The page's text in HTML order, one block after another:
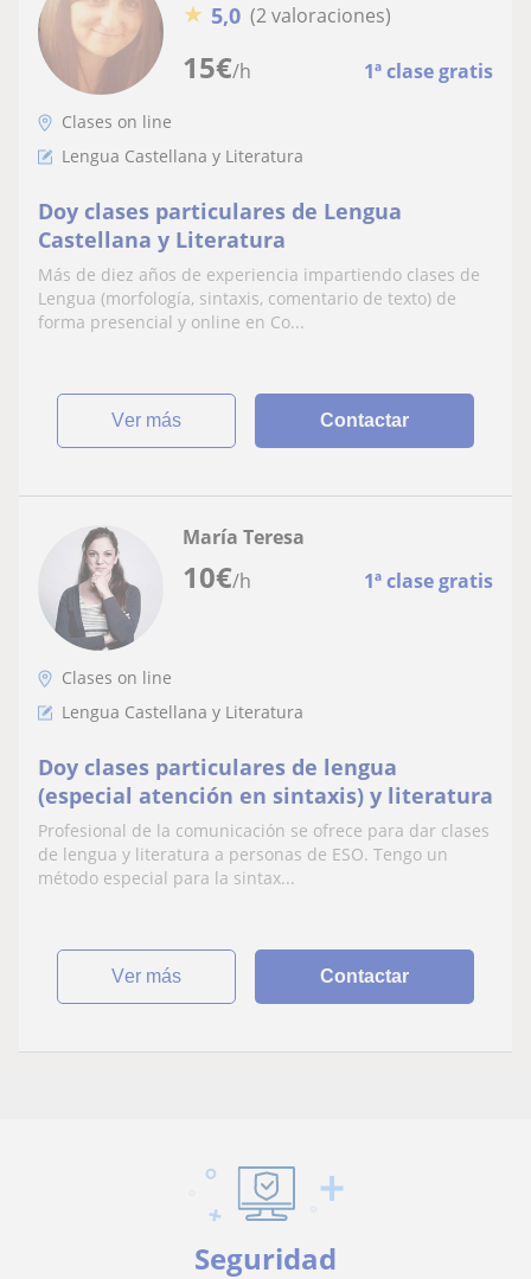
15€/h 1ª clase gratis
★ 5,0 (2 valoraciones)
Clases on line
Lengua Castellana y Literatura
Doy clases particulares de Lengua
Castellana y Literatura
Más de diez años de experiencia impartiendo clases de
Lengua (morfología, sintaxis, comentario de texto) de
forma presencial y online en Co...
ver más Contactar
10€/h 1ª clase gratis
María Teresa
Clases on line
Lengua Castellana y Literatura
Doy clases particulares de lengua
(especial atención en sintaxis) y literatura
Profesional de la comunicación se ofrece para dar clases
de lengua y literatura a personas de ESO. Tengo un
método especial para la sintax...
ver más Contactar
Seguridad